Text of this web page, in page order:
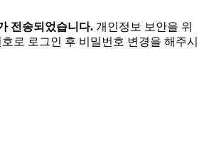
전송되었습니다. 개인정보 보안을 위
로 로그인 후 비밀번호 변경을 해주시